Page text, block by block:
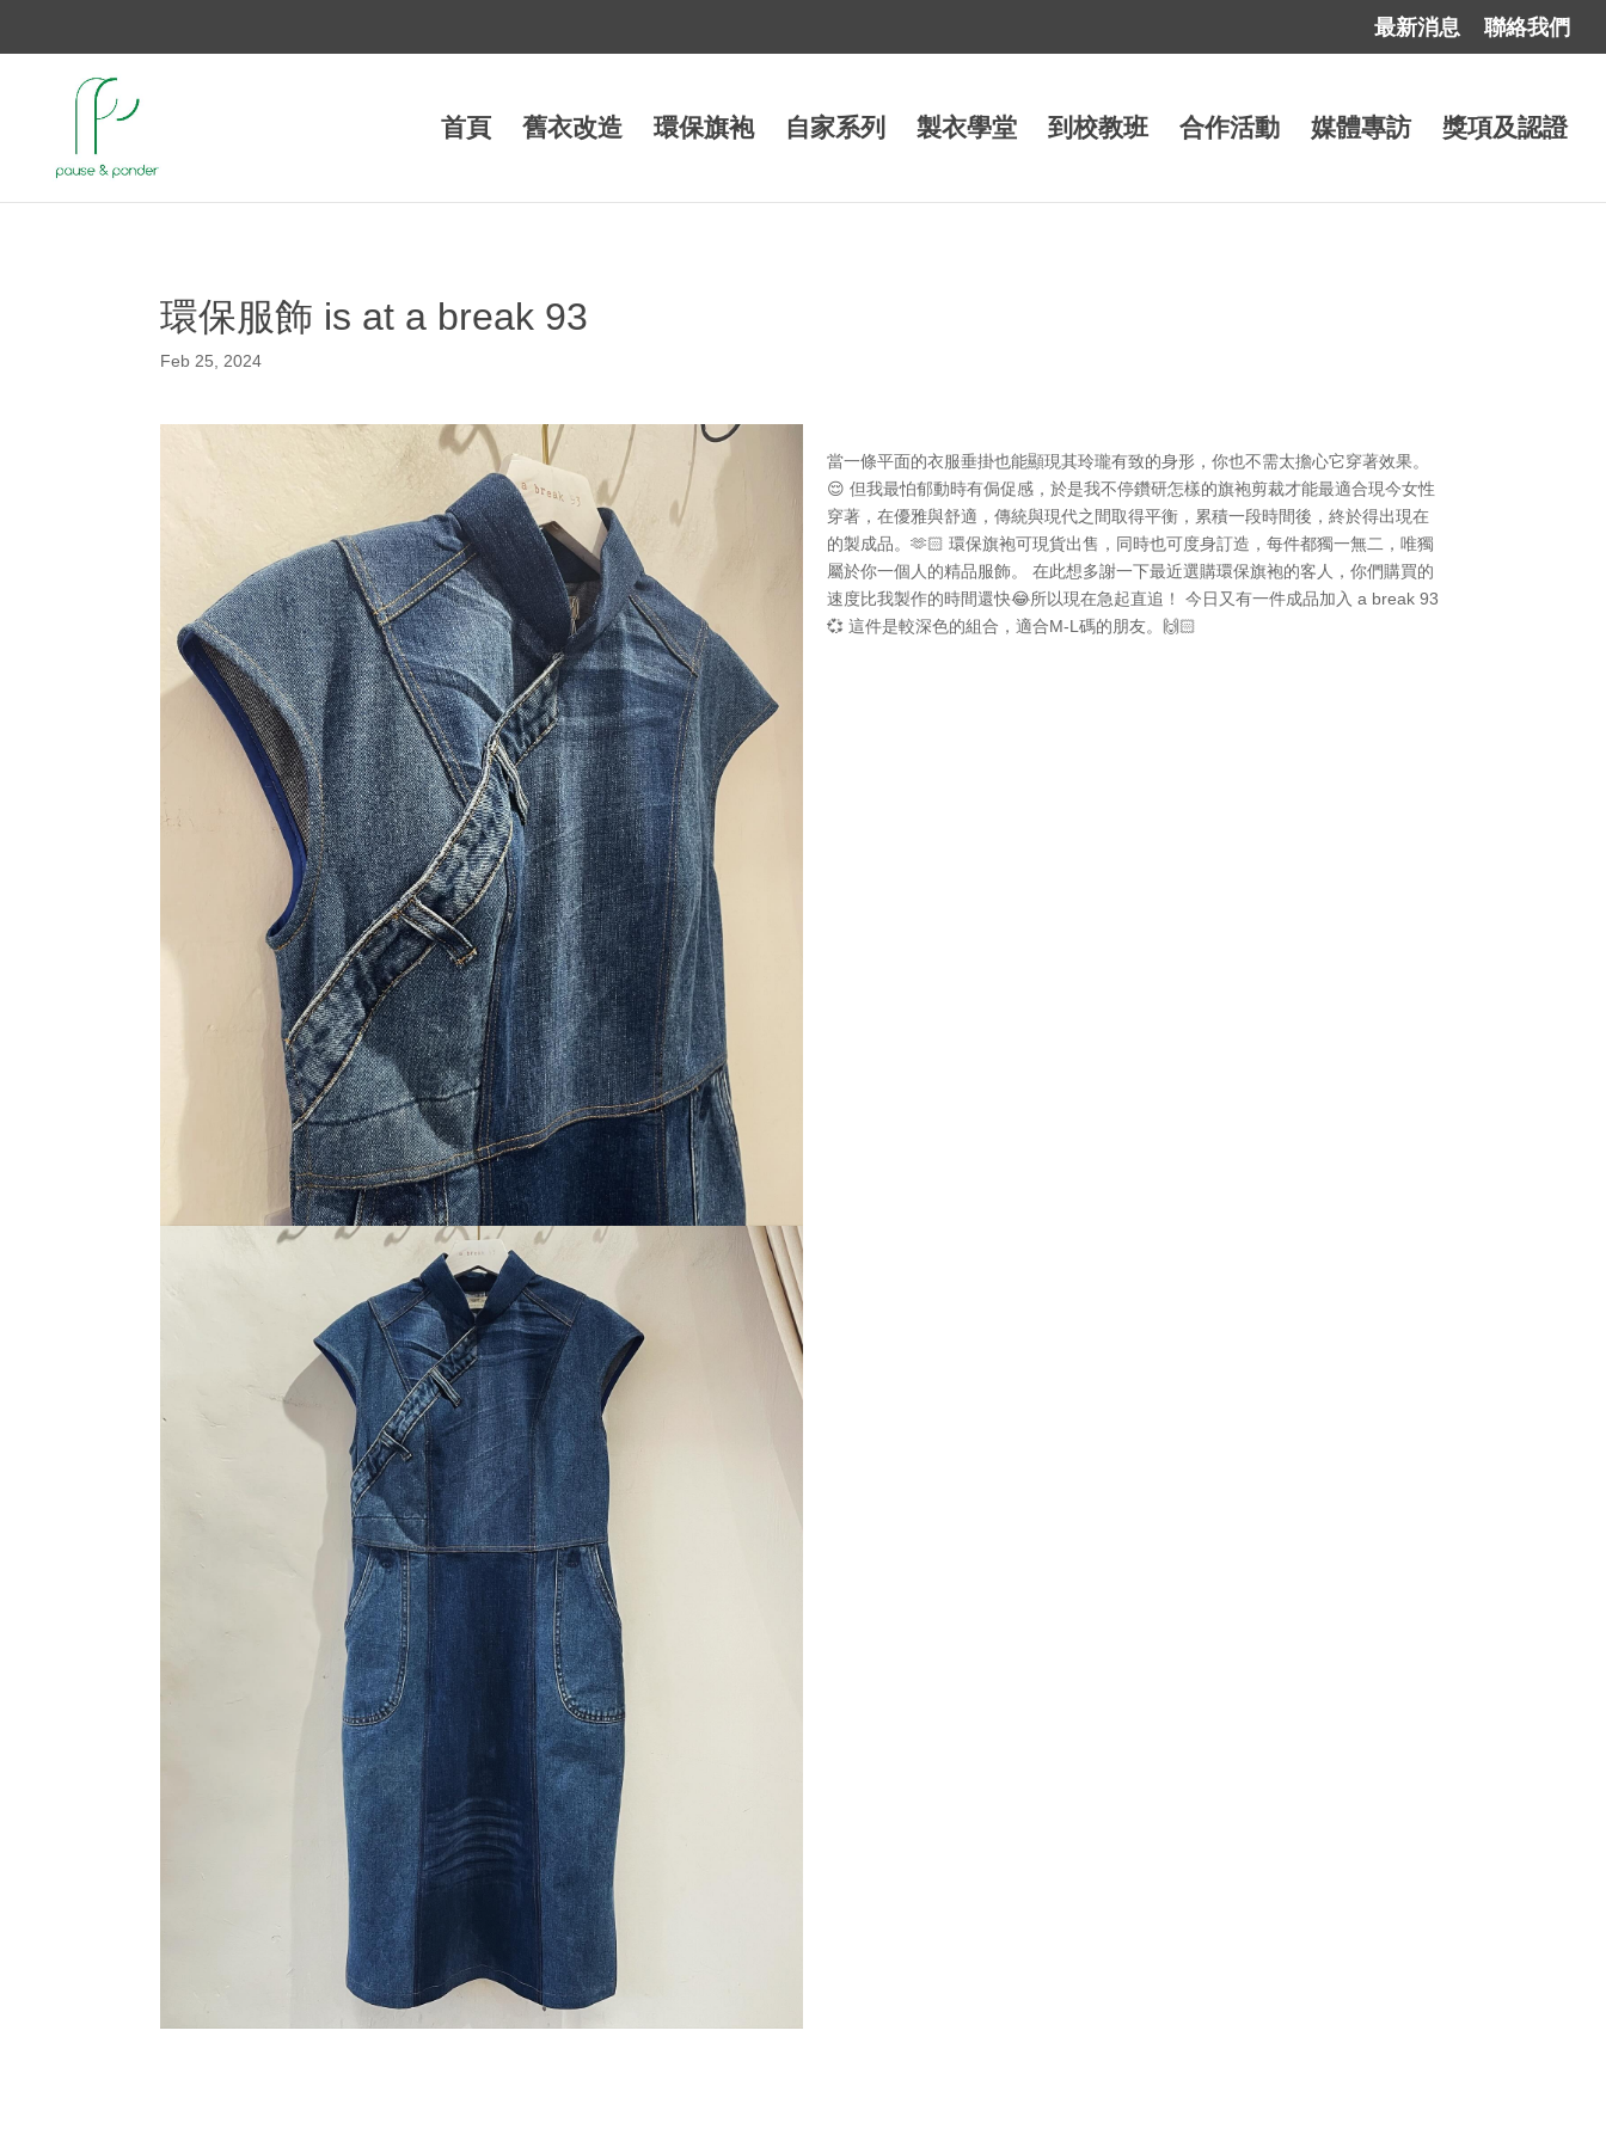
最新消息 聯絡我們
首頁 舊衣改造 環保旗袍 自家系列 製衣學堂 到校教班 合作活動 媒體專訪 獎項及認證
環保服飾 is at a break 93
Feb 25, 2024
當一條平面的衣服垂掛也能顯現其玲瓏有致的身形，你也不需太擔心它穿著效果。
😌 但我最怕郁動時有侷促感，於是我不停鑽研怎樣的旗袍剪裁才能最適合現今女性
穿著，在優雅與舒適，傳統與現代之間取得平衡，累積一段時間後，終於得出現在
的製成品。🫶🏻 環保旗袍可現貨出售，同時也可度身訂造，每件都獨一無二，唯獨
屬於你一個人的精品服飾。 在此想多謝一下最近選購環保旗袍的客人，你們購買的
速度比我製作的時間還快😂所以現在急起直追！ 今日又有一件成品加入 a break 93
💞 這件是較深色的組合，適合M-L碼的朋友。🙌🏻